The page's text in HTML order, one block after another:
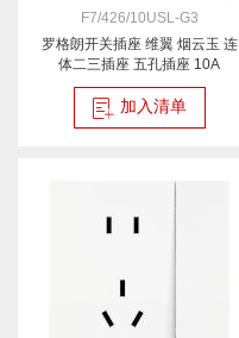
F7/426/10USL-G3
罗格朗开关插座 维翼 烟云玉 连
体二三插座 五孔插座 10A
加入清单